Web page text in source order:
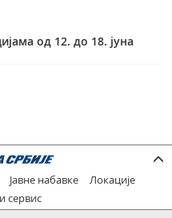
од 12. до 18. јуна
Јавне набавке
Локације
сервис